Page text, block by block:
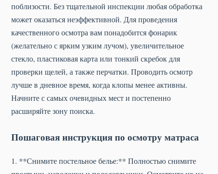
поблизости. Без тщательной инспекции любая обработка
может оказаться неэффективной. Для проведения
качественного осмотра вам понадобится фонарик
(желательно с ярким узким лучом), увеличительное
стекло, пластиковая карта или тонкий скребок для
проверки щелей, а также перчатки. Проводить осмотр
лучше в дневное время, когда клопы менее активны.
Начните с самых очевидных мест и постепенно
расширяйте зону поиска.
Пошаговая инструкция по осмотру матраса
1. **Снимите постельное белье:** Полностью снимите